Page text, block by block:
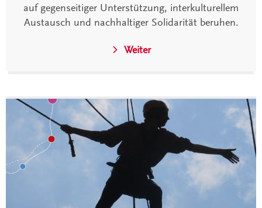
auf gegenseitiger Unterstützung, interkulturellem
Austausch und nachhaltiger Solidarität beruhen.
Weiter